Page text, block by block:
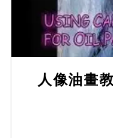
人像油畫